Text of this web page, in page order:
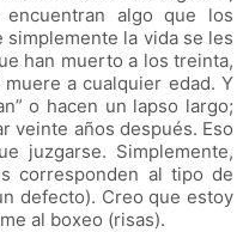
encuentran algo que los
la vida se les
han muerto a los treinta,
a cualquier edad. Y
o hacen un lapso largo;
veinte años después. Eso
juzgarse. Simplemente,
corresponden al tipo de
defecto). Creo que estoy
al boxeo (risas).